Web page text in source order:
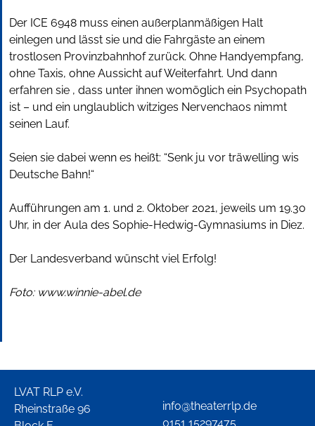
Der ICE 6948 muss einen außerplanmäßigen Halt
einlegen und lässt sie und die Fahrgäste an einem
trostlosen Provinzbahnhof zurück. Ohne Handyempfang,
ohne Taxis, ohne Aussicht auf Weiterfahrt. Und dann
erfahren sie , dass unter ihnen womöglich ein Psychopath
ist – und ein unglaublich witziges Nervenchaos nimmt
seinen Lauf.
Seien sie dabei wenn es heißt: “Senk ju vor träwelling wis
Deutsche Bahn!“
Aufführungen am 1. und 2. Oktober 2021, jeweils um 19.3o
Uhr, in der Aula des Sophie-Hedwig-Gymnasiums in Diez.
Der Landesverband wünscht viel Erfolg!
Foto: www.winnie-abel.de
LVAT RLP e.V.
Rheinstraße 96
info@theaterrlp.de
0151 15297475